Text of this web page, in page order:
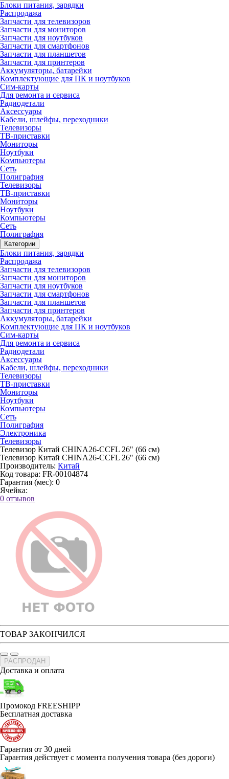
Блоки питания, зарядки
Распродажа
Запчасти для телевизоров
Запчасти для мониторов
Запчасти для ноутбуков
Запчасти для смартфонов
Запчасти для планшетов
Запчасти для принтеров
Аккумуляторы, батарейки
Комплектующие для ПК и ноутбуков
Сим-карты
Для ремонта и сервиса
Радиодетали
Аксессуары
Кабели, шлейфы, переходники
Телевизоры
ТВ-приставки
Мониторы
Ноутбуки
Компьютеры
Сеть
Полиграфия
Телевизоры
ТВ-приставки
Мониторы
Ноутбуки
Компьютеры
Сеть
Полиграфия
Категории
Блоки питания, зарядки
Распродажа
Запчасти для телевизоров
Запчасти для мониторов
Запчасти для ноутбуков
Запчасти для смартфонов
Запчасти для планшетов
Запчасти для принтеров
Аккумуляторы, батарейки
Комплектующие для ПК и ноутбуков
Сим-карты
Для ремонта и сервиса
Радиодетали
Аксессуары
Кабели, шлейфы, переходники
Телевизоры
ТВ-приставки
Мониторы
Ноутбуки
Компьютеры
Сеть
Полиграфия
Электроника
Телевизоры
Телевизор Китай CHINA26-CCFL 26" (66 см)
Телевизор Китай CHINA26-CCFL 26" (66 см)
Производитель: Китай
Код товара: FR-00104874
Гарантия (мес): 0
Ячейка:
0 отзывов
ТОВАР ЗАКОНЧИЛСЯ
РАСПРОДАН
Доставка и оплата
Промокод FREESHIPP
Бесплатная доставка
Гарантия от 30 дней
Гарантия действует с момента получения товара (без дороги)